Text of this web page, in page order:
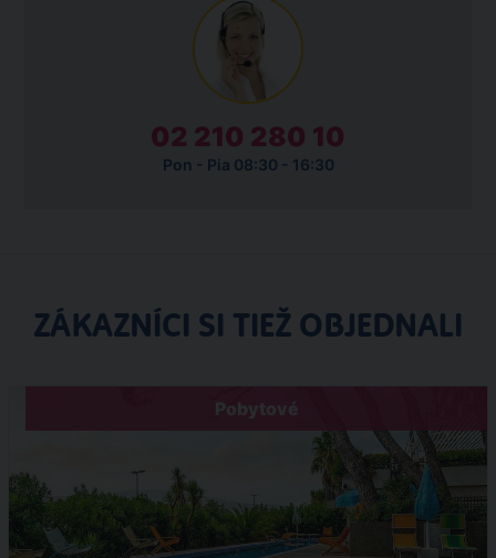
02 210 280 10
Pon - Pia 08:30 - 16:30
ZÁKAZNÍCI SI TIEŽ OBJEDNALI
Pobytové